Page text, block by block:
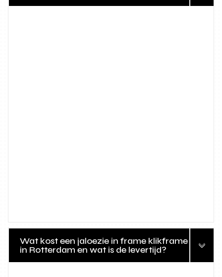
Wat kost een jaloezie in frame klikframe
in Rotterdam en wat is de levertijd?